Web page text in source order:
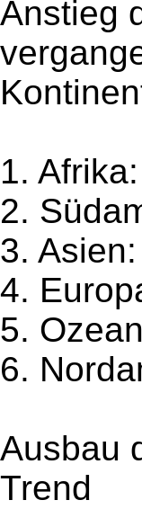
Anstieg
1.
2.
3.
4.
5.
6.
Ausbau
Trend